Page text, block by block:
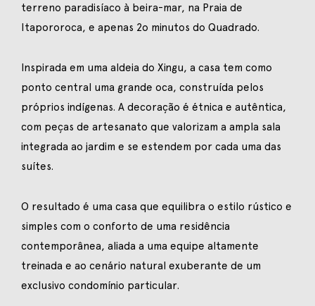
terreno paradisíaco à beira-mar, na Praia de
Itapororoca, e apenas 2o minutos do Quadrado.
Inspirada em uma aldeia do Xingu, a casa tem como
ponto central uma grande oca, construída pelos
próprios indígenas. A decoração é étnica e autêntica,
com peças de artesanato que valorizam a ampla sala
integrada ao jardim e se estendem por cada uma das
suítes.
O resultado é uma casa que equilibra o estilo rústico e
simples com o conforto de uma residência
contemporânea, aliada a uma equipe altamente
treinada e ao cenário natural exuberante de um
exclusivo condomínio particular.